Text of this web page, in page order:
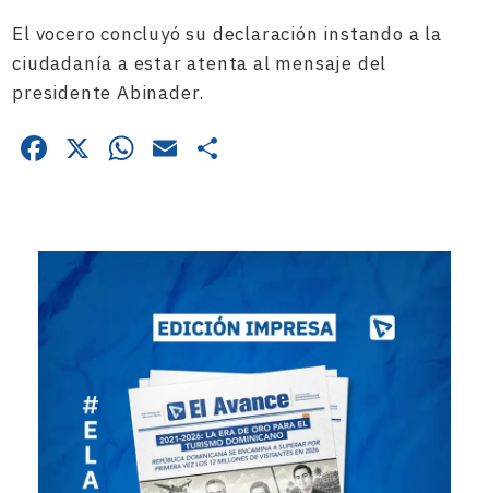
El vocero concluyó su declaración instando a la
ciudadanía a estar atenta al mensaje del
presidente Abinader.
Facebook
X WhatsApp
Email